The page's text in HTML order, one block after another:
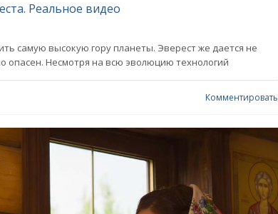
Реальное видео
самую высокую гору планеты. Эверест же дается не
опасен. Несмотря на всю эволюцию технологий
Комментировать